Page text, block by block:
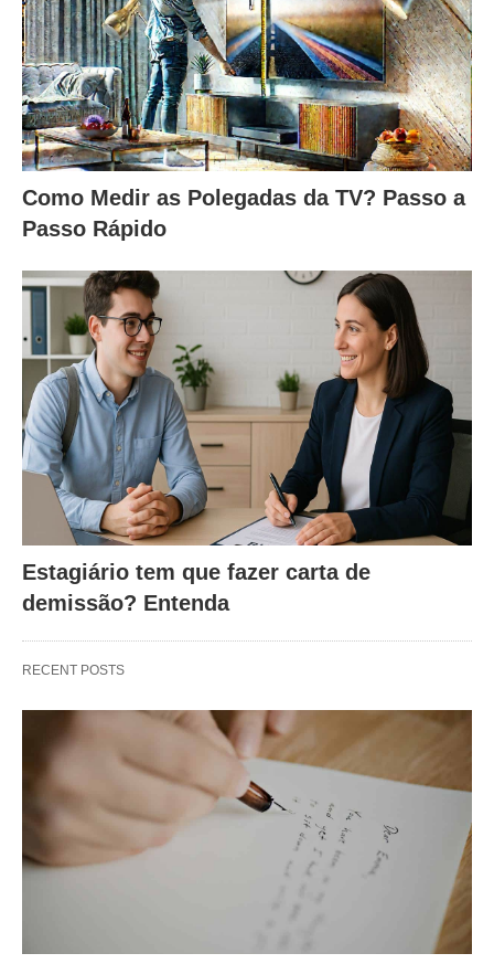
Como Medir as Polegadas da TV? Passo a
Passo Rápido
Estagiário tem que fazer carta de
demissão? Entenda
RECENT POSTS